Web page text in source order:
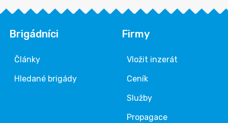
Brigádníci
Články
Hledané brigády
Firmy
Vložit inzerát
Ceník
Služby
Propagace